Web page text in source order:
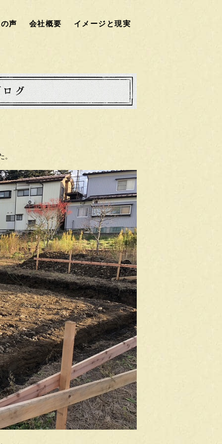
声 会社概要 イメージと現実